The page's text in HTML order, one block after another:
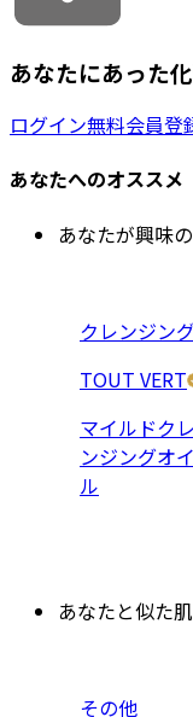
あなたにあった
ログイン無料会員登
あなたへのオススメ
あなたが興味
クレンジン
TOUT VERT
マイルドクレ
ンジングオイ
ル
あなたと似た
その他